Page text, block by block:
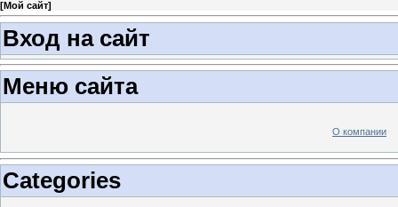
[Мой сайт]
Вход на сайт
Меню сайта
О компании
Categories